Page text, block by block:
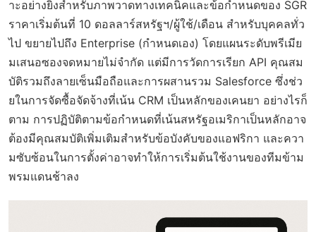
าะอย่างยิ่งสำหรับภาพวาดทางเทคนิคและข้อกำหนดของ SGR
ราคาเริ่มต้นที่ 10 ดอลลาร์สหรัฐฯ/ผู้ใช้/เดือน สำหรับบุคคลทั่ว
ไป ขยายไปถึง Enterprise (กำหนดเอง) โดยแผนระดับพรีเมีย
มเสนอซองจดหมายไม่จำกัด แต่มีการวัดการเรียก API คุณสม
บัติรวมถึงลายเซ็นมือถือและการผสานรวม Salesforce ซึ่งช่ว
ยในการจัดซื้อจัดจ้างที่เน้น CRM เป็นหลักของเคนยา อย่างไรก็
ตาม การปฏิบัติตามข้อกำหนดที่เน้นสหรัฐอเมริกาเป็นหลักอาจ
ต้องมีคุณสมบัติเพิ่มเติมสำหรับข้อบังคับของแอฟริกา และควา
มซับซ้อนในการตั้งค่าอาจทำให้การเริ่มต้นใช้งานของทีมข้าม
พรมแดนช้าลง